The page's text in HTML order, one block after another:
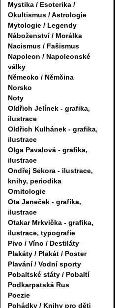
Mystika / Esoterika /
Okultismus / Astrologie
Mytologie / Legendy
Náboženství / Morálka
Nacismus / Fašismus
Napoleon / Napoleonské
války
Německo / Němčina
Norsko
Noty
Oldřich Jelínek - grafika,
ilustrace
Oldřich Kulhánek - grafika,
ilustrace
Olga Pavalová - grafika,
ilustrace
Ondřej Sekora - ilustrace,
knihy, periodika
Ornitologie
Ota Janeček - grafika,
ilustrace
Otakar Mrkvička - grafika,
ilustrace, typografie
Pivo / Víno / Destiláty
Plakáty / Plakát / Poster
Plavání / Vodní sporty
Pobaltské státy / Pobaltí
Podkarpatská Rus
Poezie
Pohádky / Knihy pro děti